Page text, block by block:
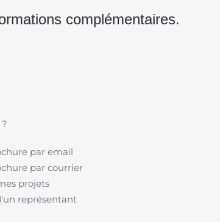
complémentaires.
par email
par courrier
projets
représentant